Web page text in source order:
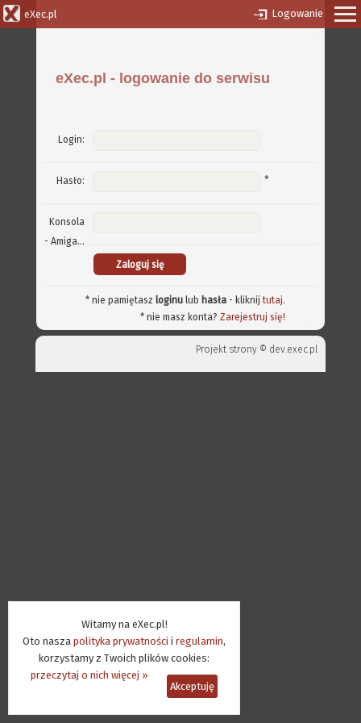
Witamy na eXec.pl!
Oto nasza polityka prywatności i regulamin,
korzystamy z Twoich plików cookies:
przeczytaj o nich więcej »
Akceptuję
eXec.pl Logowanie
eXec.pl - logowanie do serwisu
Login:
Hasło: *
Konsola
- Amiga...
* nie pamiętasz loginu lub hasła - kliknijtutaj.
* nie masz konta? Zarejestruj się!
Projekt strony © dev.exec.pl